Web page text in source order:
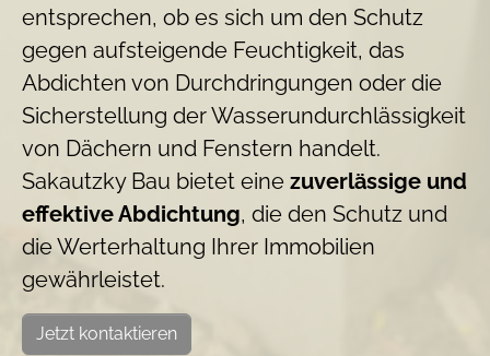
entsprechen, ob es sich um den Schutz
gegen aufsteigende Feuchtigkeit, das
Abdichten von Durchdringungen oder die
Sicherstellung der Wasserundurchlässigkeit
von Dächern und Fenstern handelt.
Sakautzky Bau bietet eine zuverlässige und
effektive Abdichtung, die den Schutz und
die Werterhaltung Ihrer Immobilien
gewährleistet.
Jetzt kontaktieren